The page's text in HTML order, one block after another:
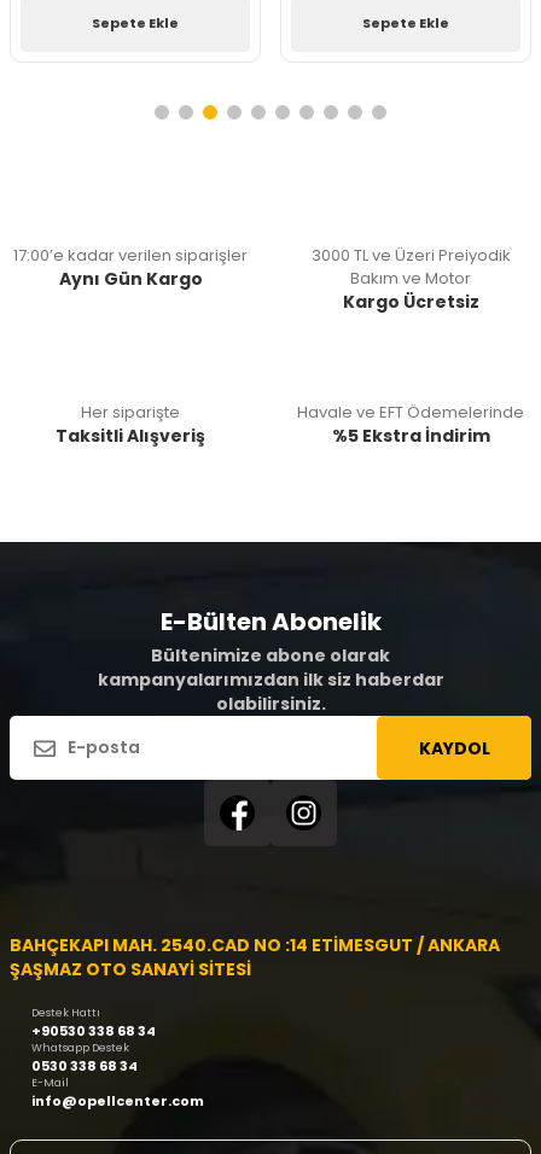
Sepete Ekle Sepete Ekle
17:00’e kadar verilen siparişler
Aynı Gün Kargo
3000 TL ve Üzeri Preiyodik
Bakım ve Motor
Kargo Ücretsiz
Her siparişte
Taksitli Alışveriş
Havale ve EFT Ödemelerinde
%5 Ekstra İndirim
E-Bülten Abonelik
Bültenimize abone olarak
kampanyalarımızdan ilk siz haberdar
olabilirsiniz.
KAYDOL
BAHÇEKAPI MAH. 2540.CAD NO :14 ETİMESGUT / ANKARA
ŞAŞMAZ OTO SANAYİ SİTESİ
Destek Hattı
+90530 338 68 34
Whatsapp Destek
0530 338 68 34
E-Mail
info@opellcenter.com